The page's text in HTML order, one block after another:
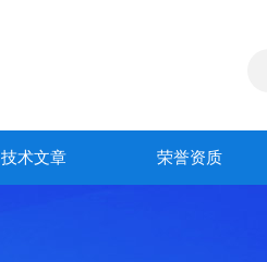
技术文章 荣誉资质